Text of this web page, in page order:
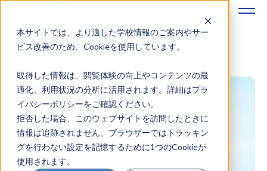
本サイトでは、より適した学校情報のご案内やサー
ビス改善のため、Cookieを使用しています。
取得した情報は、閲覧体験の向上やコンテンツの最
適化、利用状況の分析に活用されます。詳細はプラ
イバシーポリシーをご確認ください。
拒否した場合、このウェブサイトを訪問したときに
情報は追跡されません。ブラウザーではトラッキン
グを行わない設定を記憶するために1つのCookieが
使用されます。
地域みらい留学のすすめかた
地域みらい留学とは
学校を探す
イベントを探す
おためし地域留学